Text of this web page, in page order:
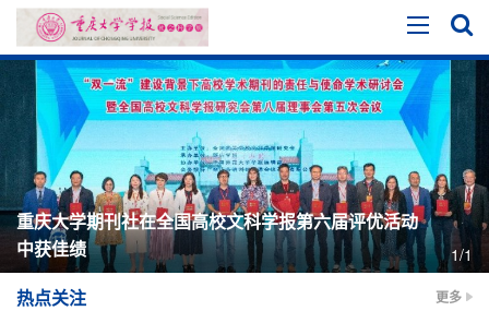
重庆大学期刊社在全国高校文科学报第六届评优活动
中获佳绩
1/1
热点关注 更多